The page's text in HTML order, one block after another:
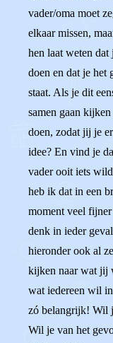
vader/oma moet
elkaar missen,
hen laat weten
doen en dat je het
staat. Als je dit
samen gaan
doen, zodat jij je
idee? En vind je
vader ooit iets
heb ik dat in een
moment veel
denk in ieder
hieronder ook al
kijken naar wat jij
wat iedereen wil
zó belangrijk! Wil
Wil je van het